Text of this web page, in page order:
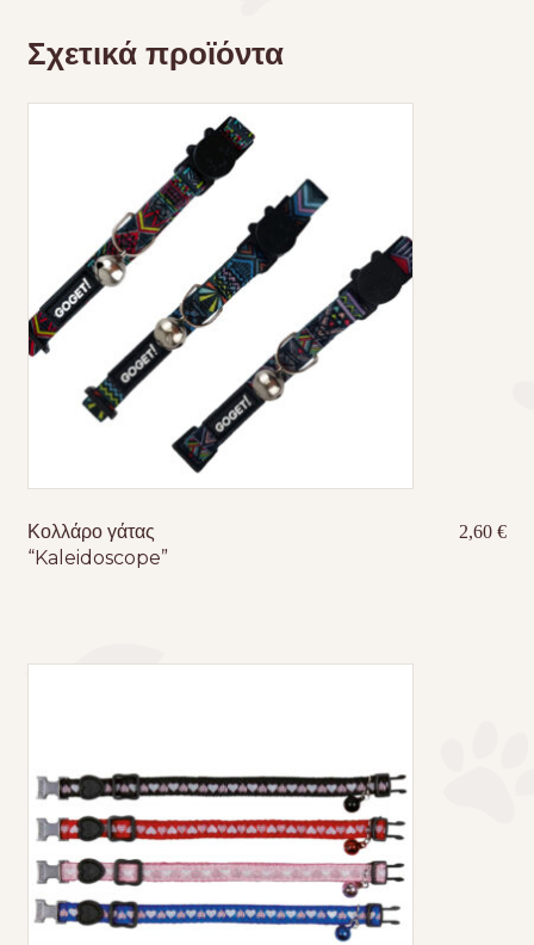
Σχετικά προϊόντα
Κολλάρο γάτας
“Kaleidoscope”
2,60€